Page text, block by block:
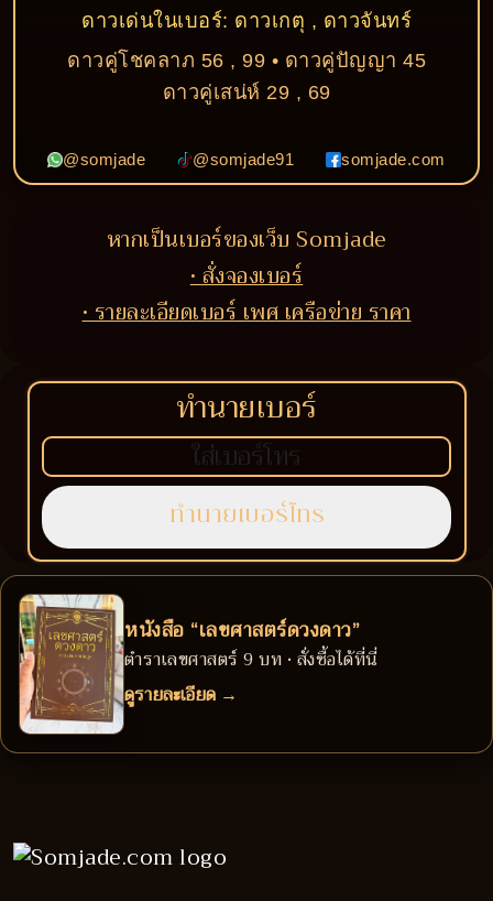
ดาวเด่นในเบอร์: ดาวเกตุ , ดาวจันทร์
ดาวคู่โชคลาภ 56 , 99 • ดาวคู่ปัญญา 45
ดาวคู่เสน่ห์ 29 , 69
@somjade @somjade91 somjade.com
หากเป็นเบอร์ของเว็บ Somjade
• สั่งจองเบอร์
• รายละเอียดเบอร์ เพศ เครือข่าย ราคา
ทำนายเบอร์
หนังสือ “เลขศาสตร์ดวงดาว”
ตำราเลขศาสตร์ 9 บท • สั่งซื้อได้ที่นี่
ดูรายละเอียด →